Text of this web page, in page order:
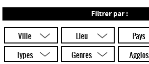
Filtrer par :
Ville Lieu
Pays
Types
Genres
Agglos